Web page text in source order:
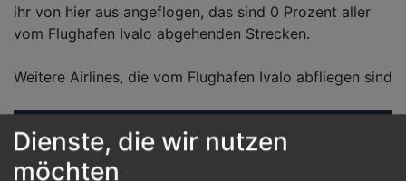
ihr von hier aus angeflogen, das sind 0 Prozent aller
vom Flughafen Ivalo abgehenden Strecken.
Weitere Airlines, die vom Flughafen Ivalo abfliegen sind
Reiseziele von Ivalo
Dienste, die wir nutzen
möchten